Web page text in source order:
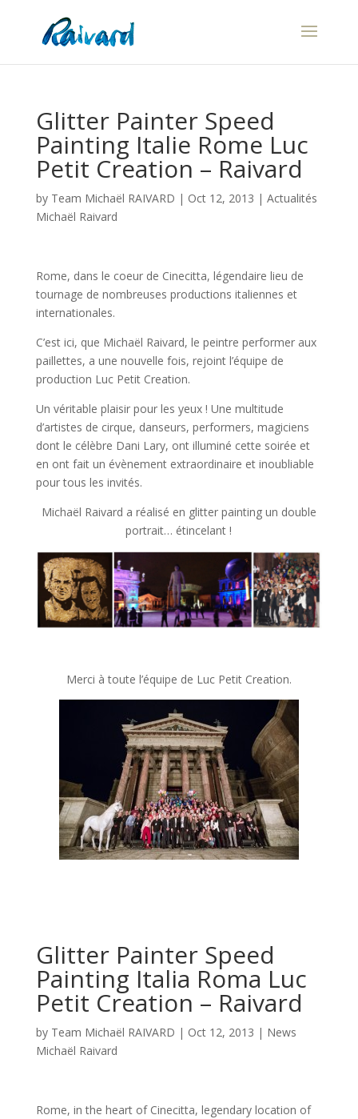
Glitter Painter Speed
Painting Italie Rome Luc
Petit Creation – Raivard
by Team Michaël RAIVARD | Oct 12, 2013 | Actualités
Michaël Raivard
Rome, dans le coeur de Cinecitta, légendaire lieu de
tournage de nombreuses productions italiennes et
internationales.
C’est ici, que Michaël Raivard, le peintre performer aux
paillettes, a une nouvelle fois, rejoint l’équipe de
production Luc Petit Creation.
Un véritable plaisir pour les yeux ! Une multitude
d’artistes de cirque, danseurs, performers, magiciens
dont le célèbre Dani Lary, ont illuminé cette soirée et
en ont fait un évènement extraordinaire et inoubliable
pour tous les invités.
Michaël Raivard a réalisé en glitter painting un double
portrait… étincelant !
Merci à toute l’équipe de Luc Petit Creation.
Glitter Painter Speed
Painting Italia Roma Luc
Petit Creation – Raivard
by Team Michaël RAIVARD | Oct 12, 2013 | News
Michaël Raivard
Rome, in the heart of Cinecitta, legendary location of